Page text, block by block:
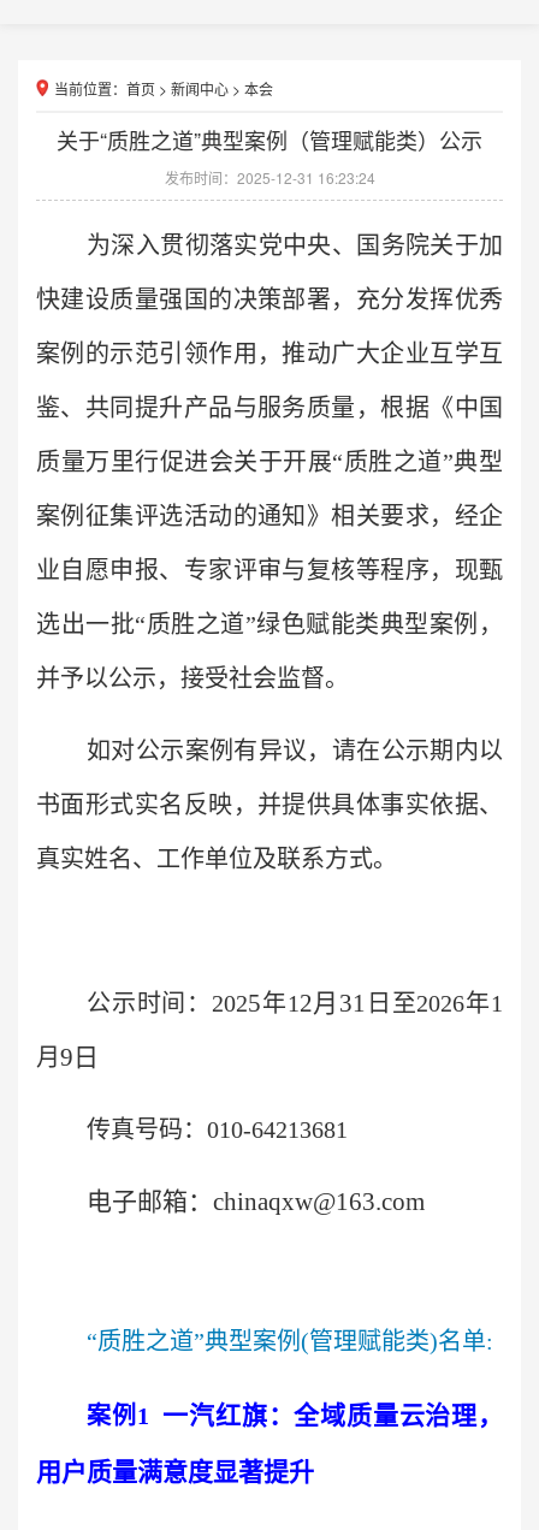
当前位置： 首页 > 新闻中心 > 本会
关于“质胜之道”典型案例（管理赋能类）公示
发布时间：2025-12-31 16:23:24
为深入贯彻落实党中央、国务院关于加
快建设质量强国的决策部署，充分发挥优秀
案例的示范引领作用，推动广大企业互学互
鉴、共同提升产品与服务质量，根据《中国
质量万里行促进会关于开展“质胜之道”典型
案例征集评选活动的通知》相关要求，经企
业自愿申报、专家评审与复核等程序，现甄
选出一批“质胜之道”绿色赋能类典型案例，
并予以公示，接受社会监督。
如对公示案例有异议，请在公示期内以
书面形式实名反映，并提供具体事实依据、
真实姓名、工作单位及联系方式。
公示时间：2025年12月31 日至2026年1
月 9日
传真号码：010-64213681
电子邮箱：chinaqxw@163.com
“质胜之道”典型案例(管理赋能类)名单:
案例 1 一汽红旗：全域质量云治理，
用户质量满意度显著提升